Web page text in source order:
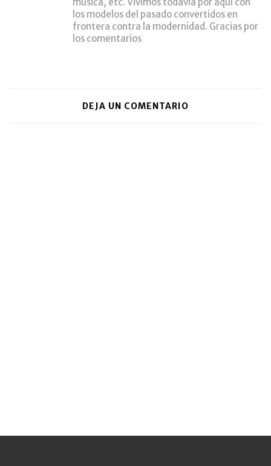
los modelos del pasado convertidos en
frontera contra la modernidad. Gracias por
los comentarios
DEJA UN COMENTARIO